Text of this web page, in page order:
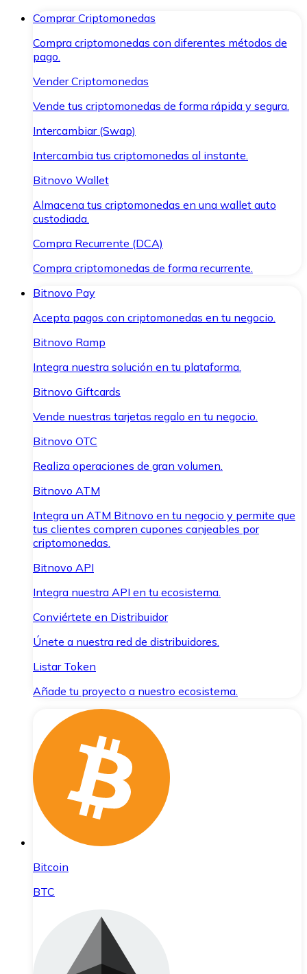
Comprar Criptomonedas
Compra criptomonedas con diferentes métodos de
pago.
Vender Criptomonedas
Vende tus criptomonedas de forma rápida y segura.
Intercambiar (Swap)
Intercambia tus criptomonedas al instante.
Bitnovo Wallet
Almacena tus criptomonedas en una wallet auto
custodiada.
Compra Recurrente (DCA)
Compra criptomonedas de forma recurrente.
Bitnovo Pay
Acepta pagos con criptomonedas en tu negocio.
Bitnovo Ramp
Integra nuestra solución en tu plataforma.
Bitnovo Giftcards
Vende nuestras tarjetas regalo en tu negocio.
Bitnovo OTC
Realiza operaciones de gran volumen.
Bitnovo ATM
Integra un ATM Bitnovo en tu negocio y permite que
tus clientes compren cupones canjeables por
criptomonedas.
Bitnovo API
Integra nuestra API en tu ecosistema.
Conviértete en Distribuidor
Únete a nuestra red de distribuidores.
Listar Token
Añade tu proyecto a nuestro ecosistema.
Bitcoin
BTC